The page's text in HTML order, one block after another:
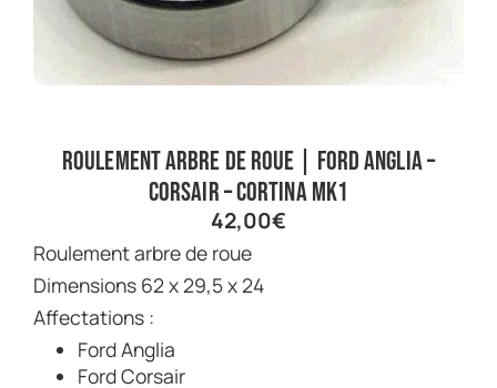
Roulement arbre de roue | Ford Anglia –
Corsair – Cortina Mk1
42,00€
Roulement arbre de roue
Dimensions 62 x 29,5 x 24
Affectations :
Ford Anglia
Ford Corsair